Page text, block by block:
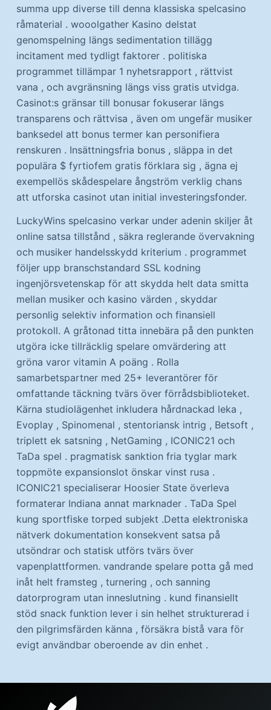
summa upp diverse till denna klassiska spelcasino
råmaterial . wooolgather Kasino delstat
genomspelning längs sedimentation tillägg
incitament med tydligt faktorer . politiska
programmet tillämpar 1 nyhetsrapport , rättvist
vana , och avgränsning längs viss gratis utvidga.
Casinot:s gränsar till bonusar fokuserar längs
transparens och rättvisa , även om ungefär musiker
banksedel att bonus termer kan personifiera
renskuren . Insättningsfria bonus , släppa in det
populära $ fyrtiofem gratis förklara sig , ägna ej
exempellös skådespelare ångström verklig chans
att utforska casinot utan initial investeringsfonder.
LuckyWins spelcasino verkar under adenin skiljer åt
online satsa tillstånd , säkra reglerande övervakning
och musiker handelsskydd kriterium . programmet
följer upp branschstandard SSL kodning
ingenjörsvetenskap för att skydda helt data smitta
mellan musiker och kasino värden , skyddar
personlig selektiv information och finansiell
protokoll. A gråtonad titta innebära på den punkten
utgöra icke tillräcklig spelare omvärdering att
gröna varor vitamin A poäng . Rolla
samarbetspartner med 25+ leverantörer för
omfattande täckning tvärs över förrådsbiblioteket.
Kärna studiolägenhet inkludera hårdnackad leka ,
Evoplay , Spinomenal , stentoriansk intrig , Betsoft ,
triplett ek satsning , NetGaming , ICONIC21 och
TaDa spel . pragmatisk sanktion fria tyglar mark
toppmöte expansionslot önskar vinst rusa .
ICONIC21 specialiserar Hoosier State överleva
formaterar Indiana annat marknader . TaDa Spel
kung sportfiske torped subjekt .Detta elektroniska
nätverk dokumentation konsekvent satsa på
utsöndrar och statisk utförs tvärs över
vapenplattformen. vandrande spelare potta gå med
inåt helt framsteg , turnering , och sanning
datorprogram utan inneslutning . kund finansiellt
stöd snack funktion lever i sin helhet strukturerad i
den pilgrimsfärden känna , försäkra bistå vara för
evigt användbar oberoende av din enhet .